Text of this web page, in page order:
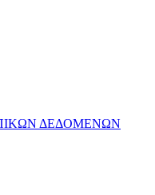
ΔΕΔΟΜΕΝΩΝ